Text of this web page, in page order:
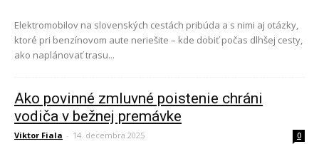
Elektromobilov na slovenských cestách pribúda a s nimi aj otázky,
ktoré pri benzínovom aute neriešite – kde dobiť počas dlhšej cesty,
ako naplánovať trasu...
Ako povinné zmluvné poistenie chráni
vodiča v bežnej premávke
Viktor Fiala - 14. decembra 2025 0